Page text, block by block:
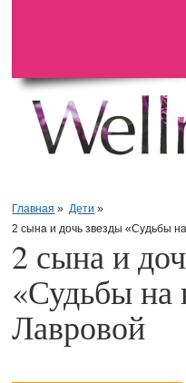
Главная » Дети »
2 сына и дочь звезды «Судьбы
2 сына и
«Судьбы на
Лавровой